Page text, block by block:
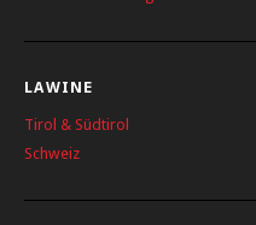
LAWINE
Tirol & Südtirol
Schweiz